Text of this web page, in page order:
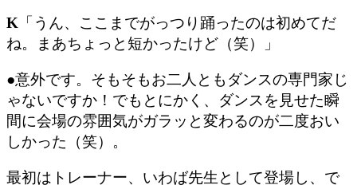
K 「うん、ここまでがっつり踊ったのは初めてだ
ね。まあちょっと短かったけど（笑）」
●意外です。そもそもお二人ともダンスの専門家じ
ゃないですか！でもとにかく、ダンスを見せた瞬
間に会場の雰囲気がガラッと変わるのが二度おい
しかった（笑）。
最初はトレーナー、いわば先生として登場し、で